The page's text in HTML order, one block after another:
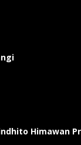
Himawan